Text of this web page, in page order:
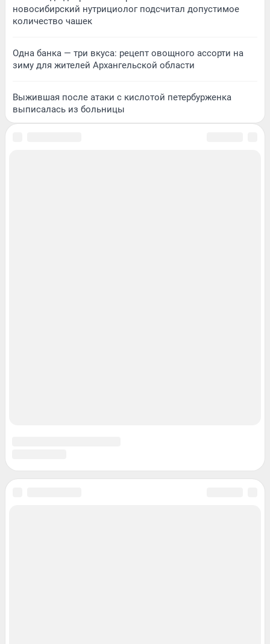
новосибирский нутрициолог подсчитал допустимое
количество чашек
Одна банка — три вкуса: рецепт овощного ассорти на
зиму для жителей Архангельской области
Выжившая после атаки с кислотой петербурженка
выписалась из больницы